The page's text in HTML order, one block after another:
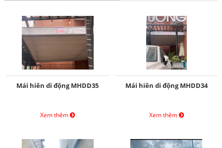
Mái hiên di động MHDD35
Xem thêm
Mái hiên di động MHDD34
Xem thêm